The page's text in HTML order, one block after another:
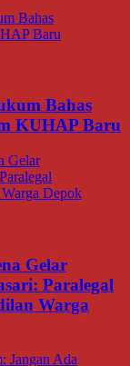
Bahas
KUHAP Baru
Gelar
Paralegal
Warga